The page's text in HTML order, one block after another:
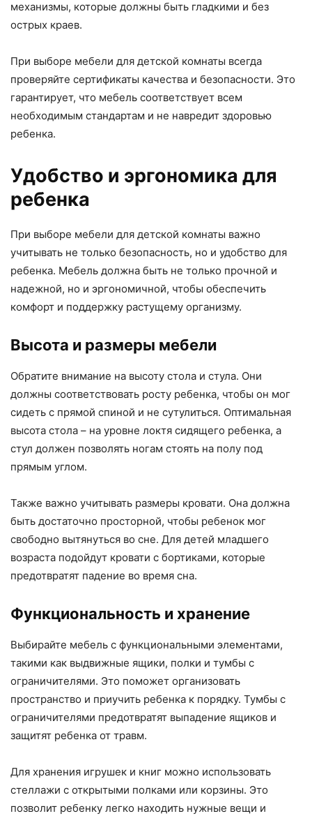
механизмы, которые должны быть гладкими и без
острых краев.
При выборе мебели для детской комнаты всегда
проверяйте сертификаты качества и безопасности. Это
гарантирует, что мебель соответствует всем
необходимым стандартам и не навредит здоровью
ребенка.
Удобство и эргономика для
ребенка
При выборе мебели для детской комнаты важно
учитывать не только безопасность, но и удобство для
ребенка. Мебель должна быть не только прочной и
надежной, но и эргономичной, чтобы обеспечить
комфорт и поддержку растущему организму.
Высота и размеры мебели
Обратите внимание на высоту стола и стула. Они
должны соответствовать росту ребенка, чтобы он мог
сидеть с прямой спиной и не сутулиться. Оптимальная
высота стола – на уровне локтя сидящего ребенка, а
стул должен позволять ногам стоять на полу под
прямым углом.
Также важно учитывать размеры кровати. Она должна
быть достаточно просторной, чтобы ребенок мог
свободно вытянуться во сне. Для детей младшего
возраста подойдут кровати с бортиками, которые
предотвратят падение во время сна.
Функциональность и хранение
Выбирайте мебель с функциональными элементами,
такими как выдвижные ящики, полки и тумбы с
ограничителями. Это поможет организовать
пространство и приучить ребенка к порядку. Тумбы с
ограничителями предотвратят выпадение ящиков и
защитят ребенка от травм.
Для хранения игрушек и книг можно использовать
стеллажи с открытыми полками или корзины. Это
позволит ребенку легко находить нужные вещи и